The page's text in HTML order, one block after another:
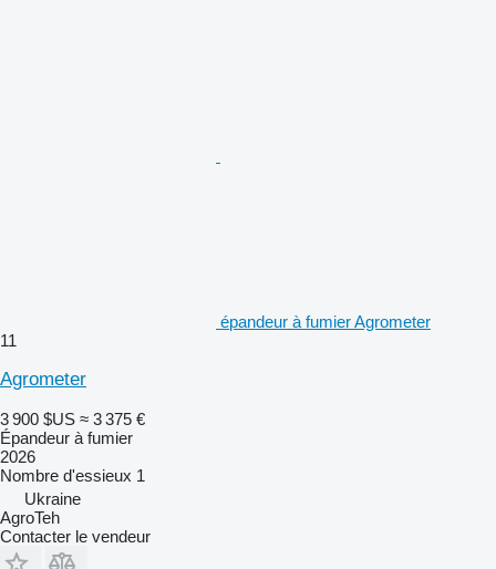
épandeur à fumier Agrometer
11
Agrometer
3 900 $US ≈ 3 375 €
Épandeur à fumier
2026
Nombre d'essieux 1
Ukraine
AgroTeh
Contacter le vendeur